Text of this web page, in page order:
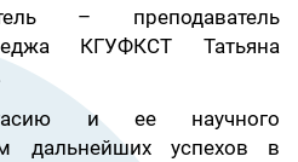
– преподаватель
КГУФКСТ Татьяна
и ее научного
дальнейших успехов в